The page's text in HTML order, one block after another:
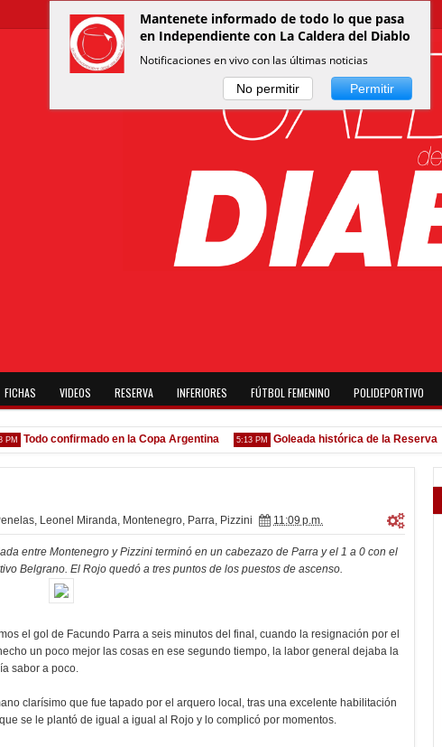
FICHAS VIDEOS RESERVA INFERIORES FÚTBOL FEMENINO POLIDEPORTIVO
confirmado en la Copa Argentina 5:13 PM Goleada histórica de la Reserva
, Leonel Miranda, Montenegro, Parra, Pizzini 11:09 p.m.
entre Montenegro y Pizzini terminó en un cabezazo de Parra y el 1 a 0 con el
Belgrano. El Rojo quedó a tres puntos de los puestos de ascenso.
el gol de Facundo Parra a seis minutos del final, cuando la resignación por el
un poco mejor las cosas en ese segundo tiempo, la labor general dejaba la
sabor a poco.
clarísimo que fue tapado por el arquero local, tras una excelente habilitación
se le plantó de igual a igual al Rojo y lo complicó por momentos.
Mantenete informado de todo lo que pasa
en Independiente con La Caldera del Diablo
Notificaciones en vivo con las últimas noticias
No permitir Permitir